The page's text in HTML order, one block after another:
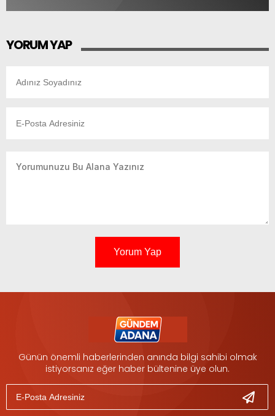
YORUM YAP
Yorum Yap
Günün önemli haberlerinden anında bilgi sahibi olmak
istiyorsanız eğer haber bültenine üye olun.